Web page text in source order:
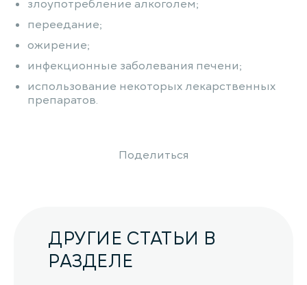
злоупотребление алкоголем;
переедание;
ожирение;
инфекционные заболевания печени;
использование некоторых лекарственных
препаратов.
Поделиться
ДРУГИЕ СТАТЬИ В
РАЗДЕЛЕ